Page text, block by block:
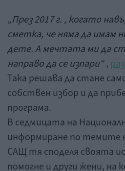
„През 2017 г. , когато
сметка, че няма да имам
дете. А мечтата ми да
направо да се изпари“,
Така решава да стане
собствен избор и да
програма.
В седмицата на
информиране по темите
САЩ тя споделя своята
помогне и други жени,